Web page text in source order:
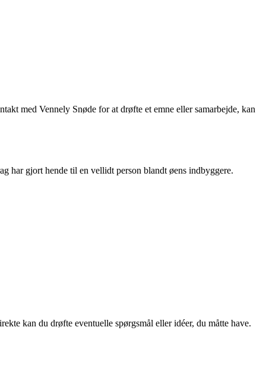
med Vennely Snøde for at drøfte et emne eller samarbejde, kan
har gjort hende til en vellidt person blandt øens indbyggere.
kan du drøfte eventuelle spørgsmål eller idéer, du måtte have.